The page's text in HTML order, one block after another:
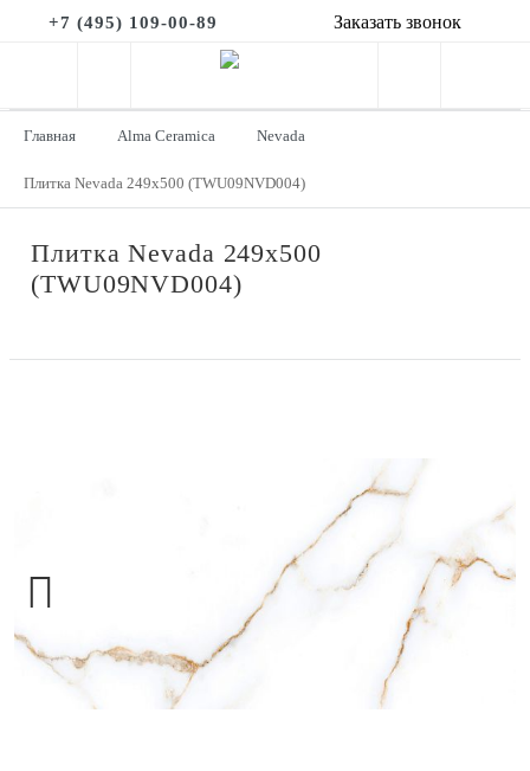
+7 (495) 109-00-89 Заказать звонок
Главная Alma Ceramica Nevada
Плитка Nevada 249x500 (TWU09NVD004)
Плитка Nevada 249x500
(TWU09NVD004)
Next